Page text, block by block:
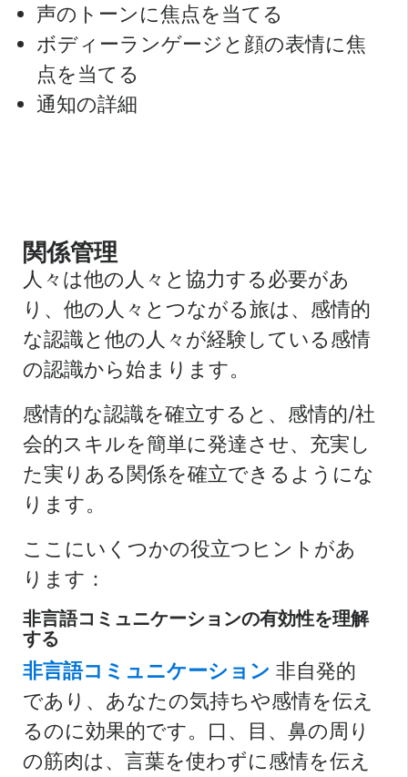
声のトーンに焦点を当てる
ボディーランゲージと顔の表情に焦
点を当てる
通知の詳細
関係管理
人々は他の人々と協力する必要があ
り、他の人々とつながる旅は、感情的
な認識と他の人々が経験している感情
の認識から始まります。
感情的な認識を確立すると、感情的/社
会的スキルを簡単に発達させ、充実し
た実りある関係を確立できるようにな
ります。
ここにいくつかの役立つヒントがあ
ります：
非言語コミュニケーションの有効性を理解
する
非言語コミュニケーション 非自発的
であり、あなたの気持ちや感情を伝え
るのに効果的です。口、目、鼻の周り
の筋肉は、言葉を使わずに感情を伝え